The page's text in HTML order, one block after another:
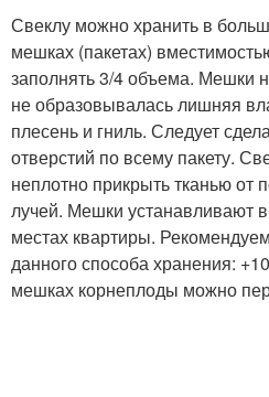
Свеклу можно хранить в
мешках (пакетах)
заполнять 3/4 объема. Мешки
не образовывалась лишняя
плесень и гниль. Следует
отверстий по всему пакету.
неплотно прикрыть тканью от
лучей. Мешки устанавливают
местах квартиры.
данного способа хранения:
мешках корнеплоды можно